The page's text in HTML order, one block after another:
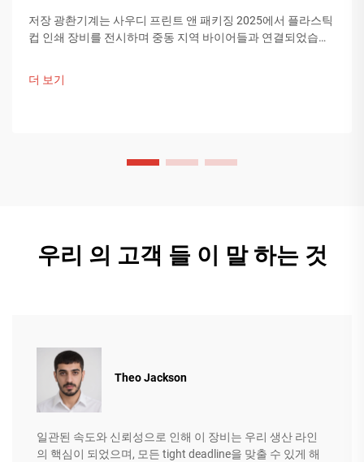
저장 광촨기계는 사우디 프린트 앤 패키징 2025에서 플라스틱
컵 인쇄 장비를 전시하며 중동 지역 바이어들과 연결되었습니
더 보기
우리 의 고객 들 이 말 하는 것
Theo Jackson
일관된 속도와 신뢰성으로 인해 이 장비는 우리 생산 라인
의 핵심이 되었으며, 모든 tight deadline을 맞출 수 있게 해